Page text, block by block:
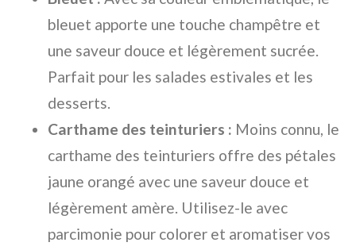
bleuet apporte une touche champêtre et
une saveur douce et légèrement sucrée.
Parfait pour les salades estivales et les
desserts.
Carthame des teinturiers : Moins connu, le
carthame des teinturiers offre des pétales
jaune orangé avec une saveur douce et
légèrement amère. Utilisez-le avec
parcimonie pour colorer et aromatiser vos